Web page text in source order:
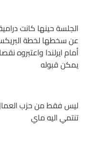
الجلسة حينها كانت
عن سخطها لخطة
أمام ايرلندا واعتبروه
يمكن قبوله
ليس فقط من حزب
تنتمي اليه ماي